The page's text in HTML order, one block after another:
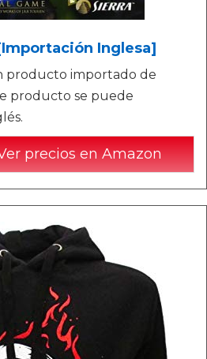
Inglesa]
producto importado de
producto se puede
precios en Amazon